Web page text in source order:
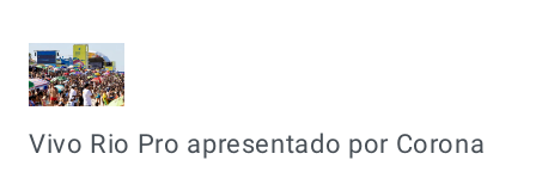
Vivo Rio Pro apresentado por Corona